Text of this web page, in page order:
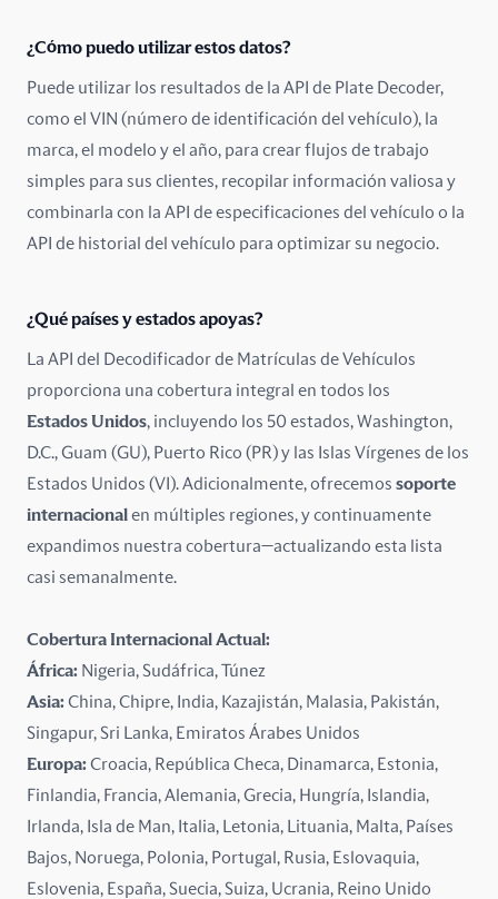
Eslovenia
Estados Unidos
Estonia
Grecia
Hungría
Irlanda
Italia
Kazajstán
Letonia
Lituania
¿Cómo puedo utilizar estos datos?
Puede utilizar los resultados de la API de Plate Decoder,
como el VIN (número de identificación del vehículo), la
marca, el modelo y el año, para crear flujos de trabajo
simples para sus clientes, recopilar información valiosa y
combinarla con la API de especificaciones del vehículo o la
API de historial del vehículo para optimizar su negocio.
¿Qué países y estados apoyas?
La API del Decodificador de Matrículas de Vehículos
proporciona una cobertura integral en todos los
Estados Unidos, incluyendo los 50 estados, Washington,
D.C., Guam (GU), Puerto Rico (PR) y las Islas Vírgenes de los
Estados Unidos (VI). Adicionalmente, ofrecemos soporte
internacional en múltiples regiones, y continuamente
expandimos nuestra cobertura—actualizando esta lista
casi semanalmente.
Cobertura Internacional Actual:
África: Nigeria, Sudáfrica, Túnez
Asia:China, Chipre, India, Kazajistán, Malasia, Pakistán,
Singapur, Sri Lanka, Emiratos Árabes Unidos
Europa:Croacia, República Checa, Dinamarca, Estonia,
Finlandia, Francia, Alemania, Grecia, Hungría, Islandia,
Irlanda, Isla de Man, Italia, Letonia, Lituania, Malta, Países
Bajos, Noruega, Polonia, Portugal, Rusia, Eslovaquia,
Eslovenia, España, Suecia, Suiza, Ucrania, Reino Unido